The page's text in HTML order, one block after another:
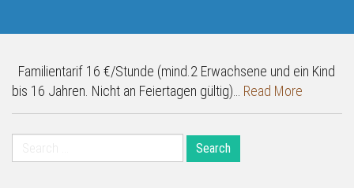
Familientarif 16 €/Stunde (mind.2 Erwachsene und ein Kind
bis 16 Jahren. Nicht an Feiertagen gültig)… Read More
for: